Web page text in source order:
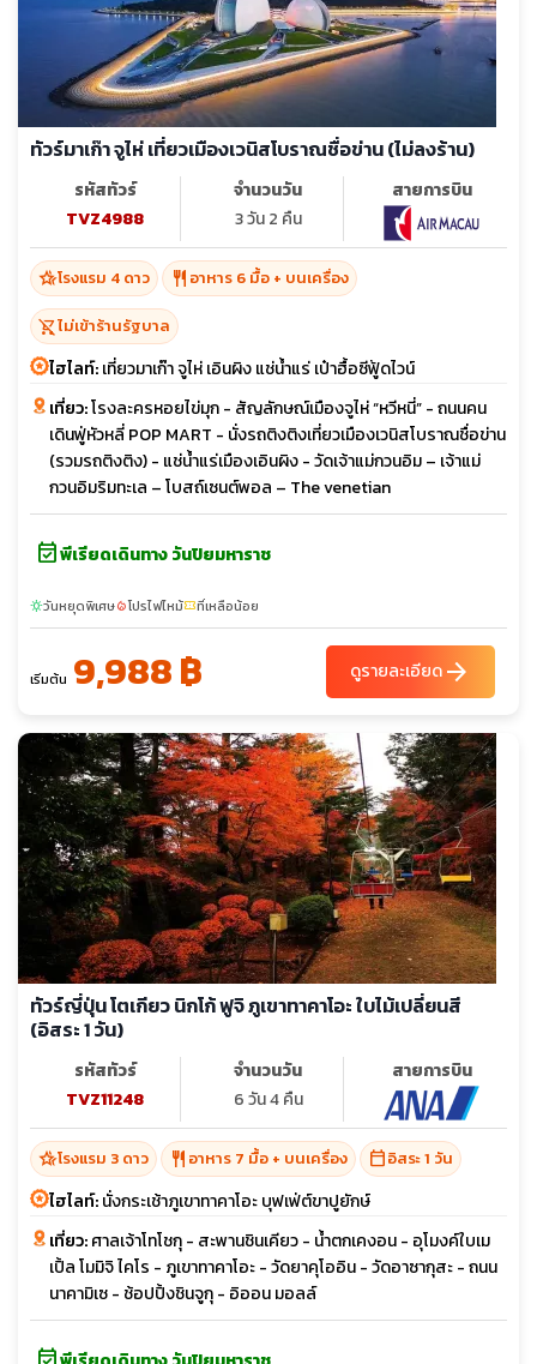
ทัวร์มาเก๊า จูไห่ เที่ยวเมืองเวนิสโบราณชื่อข่าน (ไม่ลงร้าน)
รหัสทัวร์
TVZ4988
จำนวนวัน
3 วัน 2 คืน
สายการบิน
hotel_classโรงแรม 4 ดาว restaurant อาหาร 6 มื้อ + บนเครื่อง
shopping_cart_offไม่เข้าร้านรัฐบาล
ไฮไลท์:เที่ยวมาเก๊า จูไห่ เอินผิง แช่น้ำแร่ เป๋าฮื้อซีฟู้ดไวน์
เที่ยว:โรงละครหอยไข่มุก - สัญลักษณ์เมืองจูไห่ “หวีหนี่” - ถนนคน
เดินฟู่หัวหลี่ POP MART - นั่งรถติงติงเที่ยวเมืองเวนิสโบราณชื่อข่าน
(รวมรถติงติง) - แช่น้ำแร่เมืองเอินผิง - วัดเจ้าแม่กวนอิม – เจ้าแม่
กวนอิมริมทะเล – โบสถ์เซนต์พอล – The venetian
event_availableพีเรียดเดินทาง วันปิยมหาราช
sunnyวันหยุดพิเศษlocal_fire_departmentโปรไฟไหม้confirmation_numberที่เหลือน้อย
เริ่มต้น 9,988 ฿ ดูรายละเอียดarrow_forward
ทัวร์ญี่ปุ่น โตเกียว นิกโก้ ฟูจิ ภูเขาทาคาโอะ ใบไม้เปลี่ยนสี
(อิสระ 1 วัน)
รหัสทัวร์
TVZ11248
จำนวนวัน
6 วัน 4 คืน
สายการบิน
hotel_classโรงแรม 3 ดาว restaurant อาหาร 7 มื้อ + บนเครื่อง calendar_todayอิสระ 1 วัน
ไฮไลท์:นั่งกระเช้าภูเขาทาคาโอะ บุฟเฟ่ต์ขาปูยักษ์
เที่ยว:ศาลเจ้าโทโชกุ - สะพานชินเคียว - น้ำตกเคงอน - อุโมงค์ใบเม
เปิ้ล โมมิจิ ไคโร - ภูเขาทาคาโอะ - วัดยาคุโออิน - วัดอาซากุสะ - ถนน
นาคามิเซ - ช้อปปิ้งชินจูกุ - อิออน มอลล์